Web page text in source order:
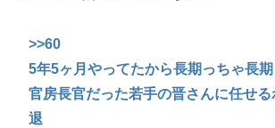
>>60
5年5ヶ月やってたから長期っちゃ長期
官房長官だった若手の晋さんに任せ
退